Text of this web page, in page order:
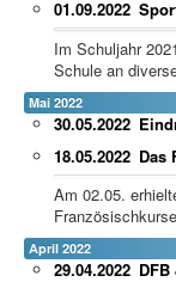
01.09.2022
Im Schuljahr
Schule an
Mai 2022
30.05.2022
Das
18.05.2022
Am 02.05.
April 2022
29.04.2022